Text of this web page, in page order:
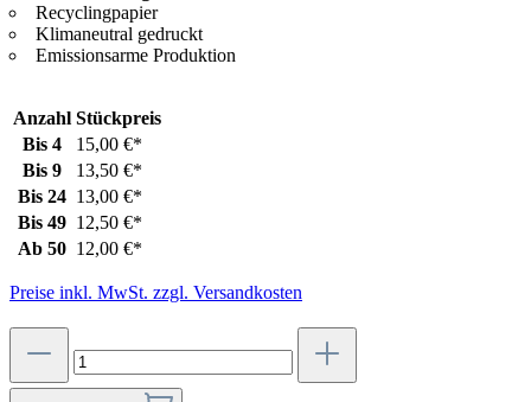
Recyclingpapier
Klimaneutral gedruckt
Emissionsarme Produktion
Anzahl Stückpreis
Bis 4
15,00 €*
Bis 9
13,50 €*
Bis 24 13,00 €*
Bis 49 12,50 €*
Ab 50 12,00 €*
Preise inkl. MwSt. zzgl. Versandkosten